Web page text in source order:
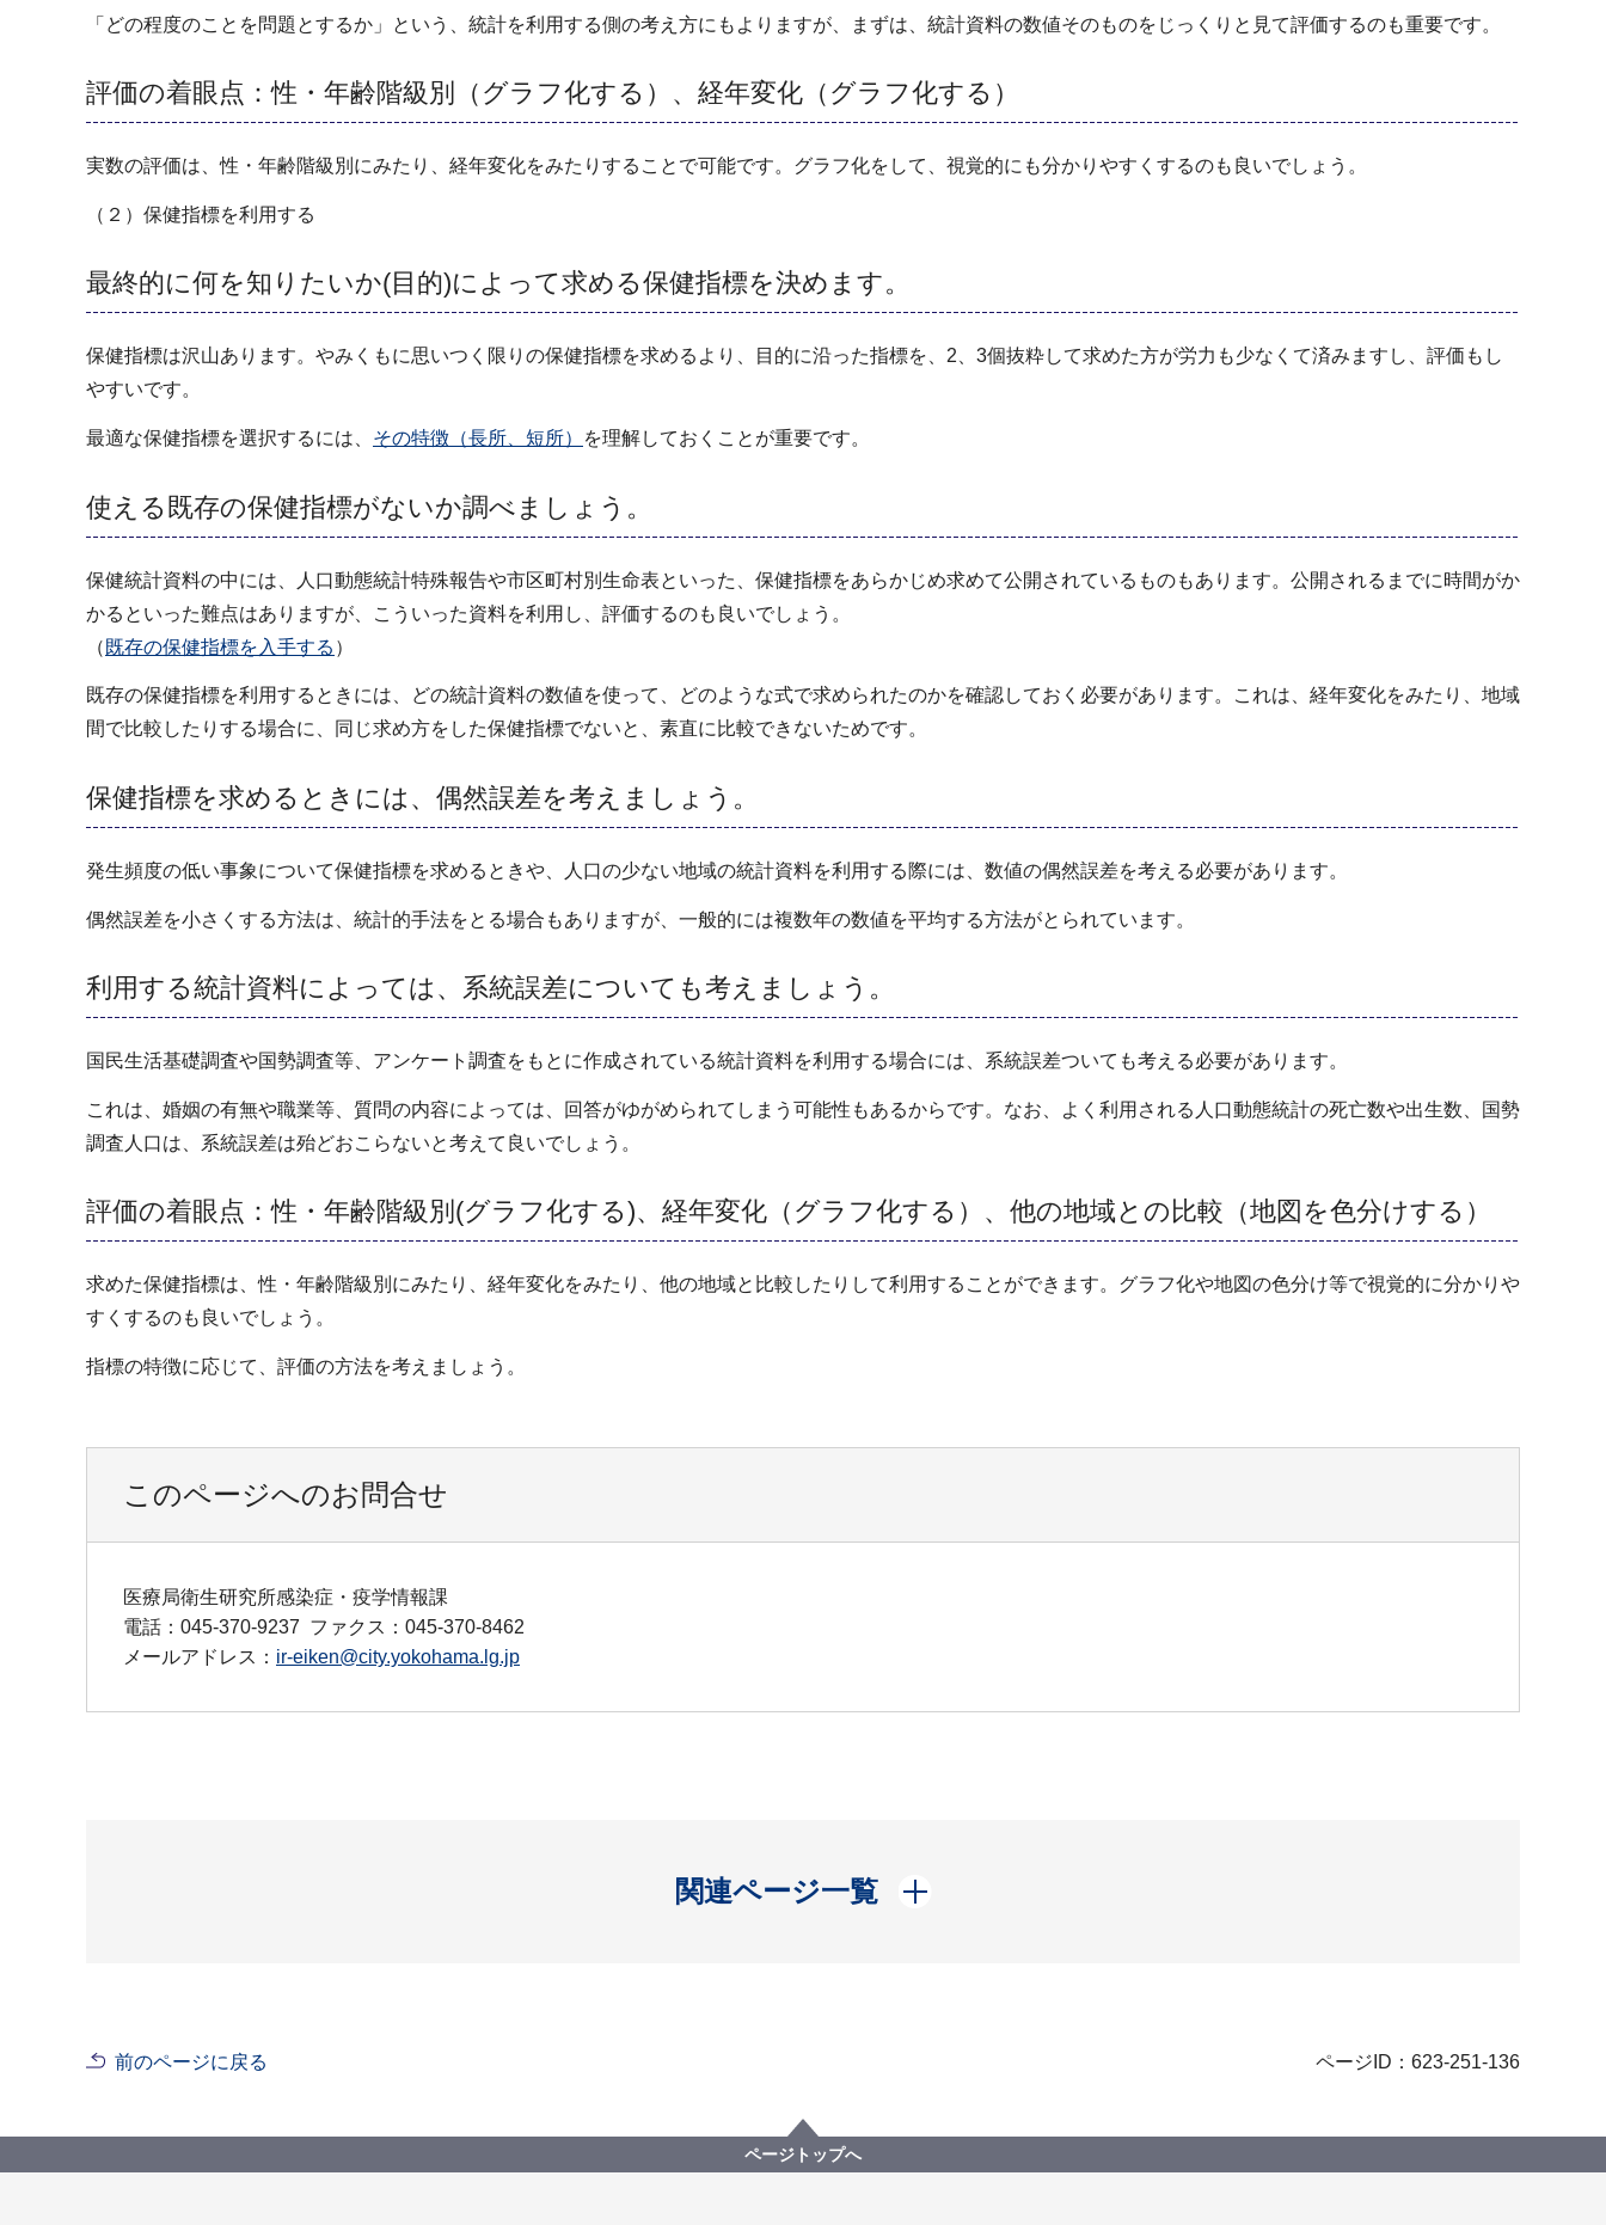
「どの程度のことを問題とするか」という、統計を利用する側の考え方にもよりますが、まずは、統計資料の数値そのものをじっくりと見て評価するのも重要です。
評価の着眼点：性・年齢階級別（グラフ化する）、経年変化（グラフ化する）
実数の評価は、性・年齢階級別にみたり、経年変化をみたりすることで可能です。グラフ化をして、視覚的にも分かりやすくするのも良いでしょう。
（２）保健指標を利用する
最終的に何を知りたいか(目的)によって求める保健指標を決めます。
保健指標は沢山あります。やみくもに思いつく限りの保健指標を求めるより、目的に沿った指標を、2、3個抜粋して求めた方が労力も少なくて済みますし、評価もし
やすいです。
最適な保健指標を選択するには、 その特徴（長所、短所） を理解しておくことが重要です。
使える既存の保健指標がないか調べましょう。
保健統計資料の中には、人口動態統計特殊報告や市区町村別生命表といった、保健指標をあらかじめ求めて公開されているものもあります。公開されるまでに時間がか
かるといった難点はありますが、こういった資料を利用し、評価するのも良いでしょう。
（ 既存の保健指標を入手する ）
既存の保健指標を利用するときには、どの統計資料の数値を使って、どのような式で求められたのかを確認しておく必要があります。これは、経年変化をみたり、地域
間で比較したりする場合に、同じ求め方をした保健指標でないと、素直に比較できないためです。
保健指標を求めるときには、偶然誤差を考えましょう。
発生頻度の低い事象について保健指標を求めるときや、人口の少ない地域の統計資料を利用する際には、数値の偶然誤差を考える必要があります。
偶然誤差を小さくする方法は、統計的手法をとる場合もありますが、一般的には複数年の数値を平均する方法がとられています。
利用する統計資料によっては、系統誤差についても考えましょう。
国民生活基礎調査や国勢調査等、アンケート調査をもとに作成されている統計資料を利用する場合には、系統誤差ついても考える必要があります。
これは、婚姻の有無や職業等、質問の内容によっては、回答がゆがめられてしまう可能性もあるからです。なお、よく利用される人口動態統計の死亡数や出生数、国勢
調査人口は、系統誤差は殆どおこらないと考えて良いでしょう。
評価の着眼点：性・年齢階級別(グラフ化する)、経年変化（グラフ化する）、他の地域との比較（地図を色分けする）
求めた保健指標は、性・年齢階級別にみたり、経年変化をみたり、他の地域と比較したりして利用することができます。グラフ化や地図の色分け等で視覚的に分かりや
すくするのも良いでしょう。
指標の特徴に応じて、評価の方法を考えましょう。
このページへのお問合せ
医療局衛生研究所感染症・疫学情報課
電話：045-370-9237 ファクス：045-370-8462
メールアドレス： ir-eiken@city.yokohama.lg.jp
関連ページ一覧
開く
前のページに戻る ページID：623-251-136
ページトップへ